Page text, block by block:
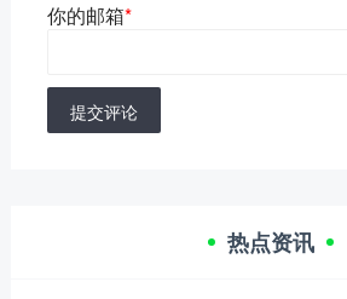
你的邮箱*
提交评论
热点资讯